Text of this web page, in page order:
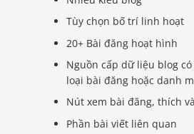
Tùy chọn bố trí linh hoạt
20+ Bài đăng hoạt hình
Nguồn cấp dữ liệu blog
loại bài đăng hoặc danh
Nút xem bài đăng, thích
Phần bài viết liên quan